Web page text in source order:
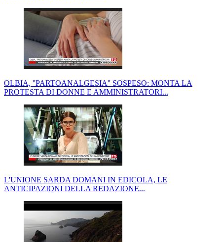
OLBIA, ''PARTOANALGESIA'' SOSPESO: MONTA LA
PROTESTA DI DONNE E AMMINISTRATORI...
L'UNIONE SARDA DOMANI IN EDICOLA, LE
ANTICIPAZIONI DELLA REDAZIONE...